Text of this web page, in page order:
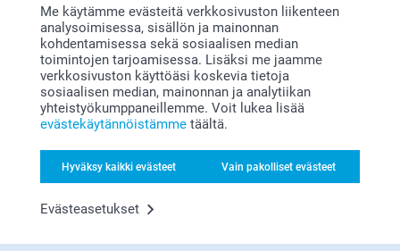
Me käytämme evästeitä verkkosivuston liikenteen
analysoimisessa, sisällön ja mainonnan
kohdentamisessa sekä sosiaalisen median
toimintojen tarjoamisessa. Lisäksi me jaamme
verkkosivuston käyttöäsi koskevia tietoja
sosiaalisen median, mainonnan ja analytiikan
yhteistyökumppaneillemme. Voit lukea lisää
evästekäytännöistämme täältä.
Hyväksy kaikki evästeet Vain pakolliset evästeet
Evästeasetukset
Bonusta kaikista tilauksista
Etsitkö inspiraatiota?